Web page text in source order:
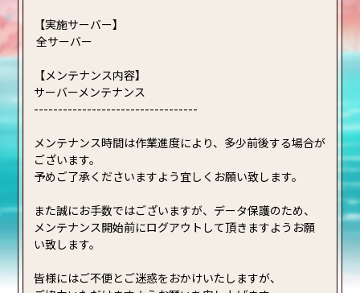
【実施サーバー】
全サーバー
【メンテナンス内容】
サーバーメンテナンス
----------------------------------
メンテナンス時間は作業進度により、多少前後する場合が
ございます。
予めご了承くださいますよう宜しくお願い致します。
また誠にお手数ではございますが、データ保護のため、
メンテナンス開始前にログアウトして頂きますようお願
い致します。
皆様にはご不便とご迷惑をおかけいたしますが、